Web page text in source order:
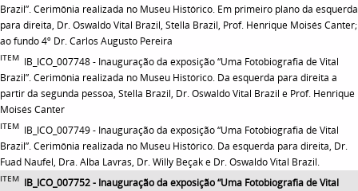
Brazil”. Cerimônia realizada no Museu Histórico. Em primeiro plano da esquerda
para direita, Dr. Oswaldo Vital Brazil, Stella Brazil, Prof. Henrique Moisés Canter;
ao fundo 4º Dr. Carlos Augusto Pereira
ITEM IB_ICO_007748 - Inauguração da exposição “Uma Fotobiografia de Vital
Brazil”. Cerimônia realizada no Museu Histórico. Da esquerda para direita a
partir da segunda pessoa, Stella Brazil, Dr. Oswaldo Vital Brazil e Prof. Henrique
Moisés Canter
ITEM IB_ICO_007749 - Inauguração da exposição “Uma Fotobiografia de Vital
Brazil”. Cerimônia realizada no Museu Histórico. Da esquerda para direita, Dr.
Fuad Naufel, Dra. Alba Lavras, Dr. Willy Beçak e Dr. Oswaldo Vital Brazil.
ITEM IB_ICO_007752 - Inauguração da exposição “Uma Fotobiografia de Vital